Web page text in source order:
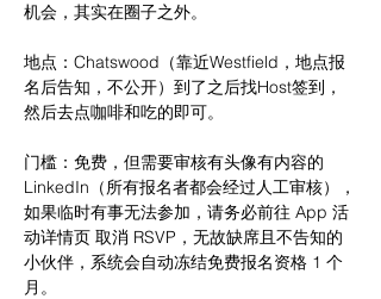
机会，其实在圈子之外。
地点：Chatswood（靠近Westfield，地点报
名后告知，不公开）到了之后找Host签到，
然后去点咖啡和吃的即可。
门槛：免费，但需要审核有头像有内容的
LinkedIn（所有报名者都会经过人工审核），
如果临时有事无法参加，请务必前往 App 活
动详情页 取消 RSVP，无故缺席且不告知的
小伙伴，系统会自动冻结免费报名资格 1 个
月。